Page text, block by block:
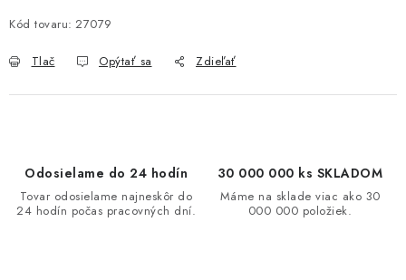
Kód tovaru: 27079
Tlač Opýtať sa Zdieľať
Odosielame do 24 hodín
Tovar odosielame najneskôr do
24 hodín počas pracovných dní.
30 000 000 ks SKLADOM
Máme na sklade viac ako 30
000 000 položiek.